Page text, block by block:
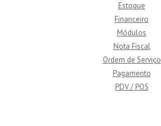
Estoque
Financeiro
Módulos
Nota Fiscal
Ordem de Serviço
Pagamento
PDV / POS